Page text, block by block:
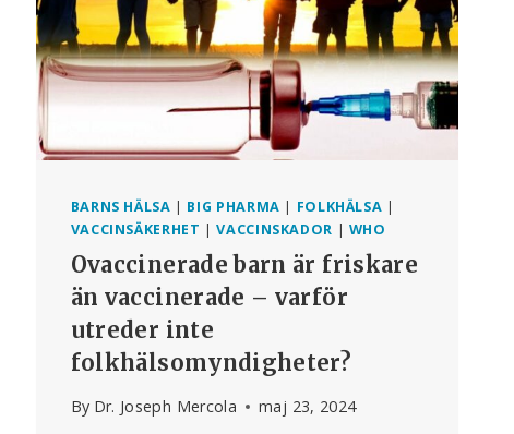
BARNS HÄLSA | BIG PHARMA | FOLKHÄLSA |
VACCINSÄKERHET |VACCINSKADOR | WHO
Ovaccinerade barn är friskare
än vaccinerade – varför
utreder inte
folkhälsomyndigheter?
By Dr. Joseph Mercola maj 23, 2024